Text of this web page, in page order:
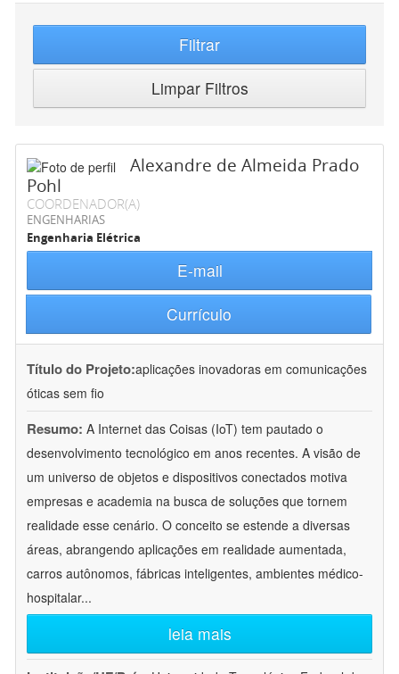
Filtrar
Limpar Filtros
Alexandre de Almeida Prado
Pohl
COORDENADOR(A)
ENGENHARIAS
Engenharia Elétrica
E-mail
Currículo
Título do Projeto:aplicações inovadoras em comunicações
óticas sem fio
Resumo: A Internet das Coisas (IoT) tem pautado o
desenvolvimento tecnológico em anos recentes. A visão de
um universo de objetos e dispositivos conectados motiva
empresas e academia na busca de soluções que tornem
realidade esse cenário. O conceito se estende a diversas
áreas, abrangendo aplicações em realidade aumentada,
carros autônomos, fábricas inteligentes, ambientes médico-
hospitalar...
leia mais